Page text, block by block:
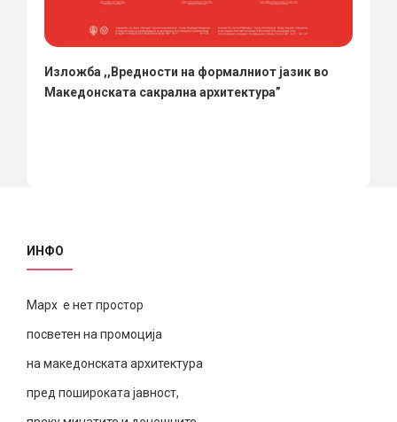
Изложба ,,Вредности на формалниот јазик во
Македонската сакрална архитектура”
ИНФО
Марх е нет простор
посветен на промоција
на македонската архитектура
пред пошироката јавност,